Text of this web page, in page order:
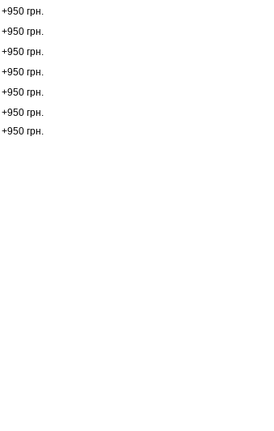
+950 грн.
+950 грн.
+950 грн.
+950 грн.
+950 грн.
+950 грн.
+950 грн.